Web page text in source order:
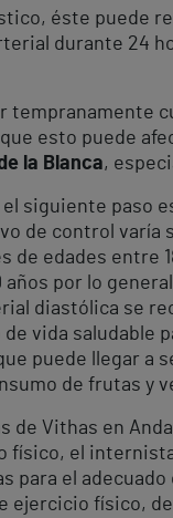
éste puede
durante 24
tempranamente
esto puede
la Blanca,
siguiente paso
de control varía
de edades entre
por lo
diastólica se
vida saludable
puede llegar a
de frutas y
de Vithas en
físico, el
para el
ejercicio físico,